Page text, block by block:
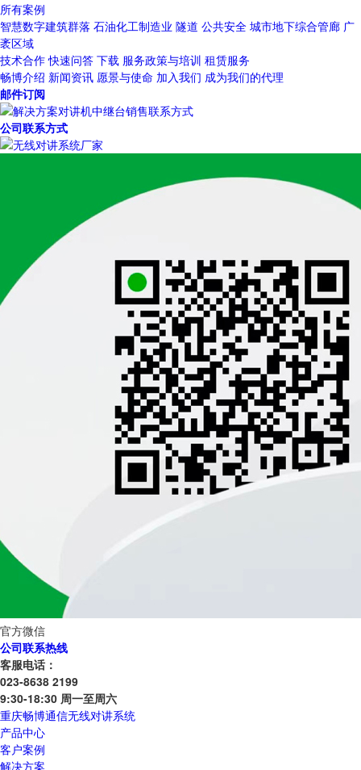
所有案例
智慧数字建筑群落 石油化工制造业 隧道 公共安全 城市地下综合管廊 广
袤区域
技术合作 快速问答 下载 服务政策与培训 租赁服务
畅博介绍 新闻资讯 愿景与使命 加入我们 成为我们的代理
邮件订阅
公司联系方式
官方微信
公司联系热线
客服电话：
023-8638 2199
9:30-18:30 周一至周六
重庆畅博通信无线对讲系统
产品中心
客户案例
解决方案